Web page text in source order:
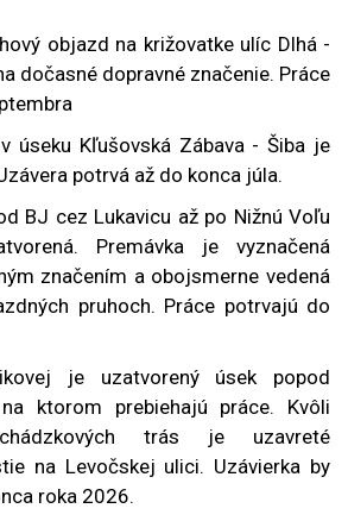
objazd na križovatke ulíc Dlhá -
dočasné dopravné značenie. Práce
úseku Kľušovská Zábava - Šiba je
potrvá až do konca júla.
BJ cez Lukavicu až po Nižnú Voľu
Premávka je vyznačená
značením a obojsmerne vedená
pruhoch. Práce potrvajú do
je uzatvorený úsek popod
ktorom prebiehajú práce. Kvôli
trás je uzavreté
na Levočskej ulici. Uzávierka by
roka 2026.